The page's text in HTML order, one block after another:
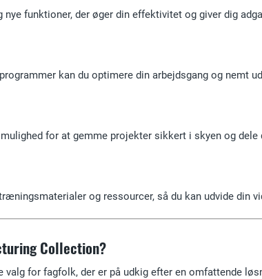
funktioner, der øger din effektivitet og giver dig
kan du optimere din arbejdsgang og nemt
for at gemme projekter sikkert i skyen og
og ressourcer, så du kan udvide din
Collection?
valg for fagfolk, der er på udkig efter en omfattende